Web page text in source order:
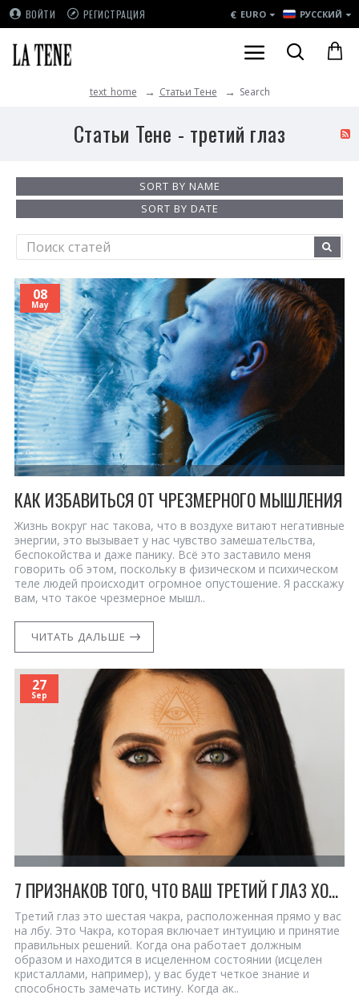
ВОЙТИ РЕГИСТРАЦИЯ € EURO РУССКИЙ
text_home Статьи Тене Search
Статьи Тене - третий глаз
SORT BY NAME
SORT BY DATE
08
May
КАК ИЗБАВИТЬСЯ ОТ ЧРЕЗМЕРНОГО МЫШЛЕНИЯ
Жизнь вокруг нас такова, что в воздухе витают негативные
энергии, это вызывает у нас чувство замешательства,
беспокойства и даже панику. Всё это заставило меня
говорить об этом, поскольку в физическом и психическом
теле людей происходит огромное опустошение. Я расскажу
вам, что такое чрезмерное мышл..
ЧИТАТЬ ДАЛЬШЕ
27
Sep
7 ПРИЗНАКОВ ТОГО, ЧТО ВАШ ТРЕТИЙ ГЛАЗ ХОЧЕТ НАПРАВИТЬ ВАС НА ПРАВИЛЬНЫЙ ПУТЬ
Третий глаз это шестая чакра, расположенная прямо у вас
на лбу. Это Чакра, которая включает интуицию и принятие
правильных решений. Когда она работает должным
образом и находится в исцеленном состоянии (исцелен
кристаллами, например), у вас будет четкое знание и
способность замечать истину. Когда ак..